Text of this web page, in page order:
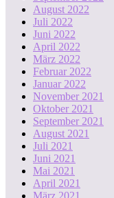
August 2022
Juli 2022
Juni 2022
April 2022
März 2022
Februar 2022
Januar 2022
November 2021
Oktober 2021
September 2021
August 2021
Juli 2021
Juni 2021
Mai 2021
April 2021